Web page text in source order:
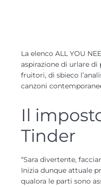
La elenco ALL YOU
aspirazione di urlare
fruitori, di sbieco
canzoni
Il
Tinder
“Sara divertente,
Inizia dunque attuale
qualora le parti sono